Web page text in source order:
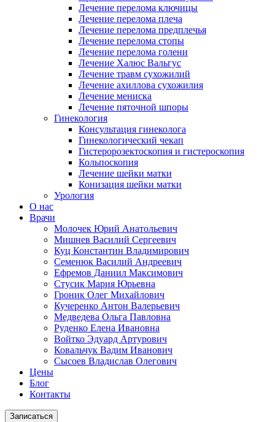
Лечение перелома ключицы
Лечение перелома плеча
Лечение перелома предплечья
Лечение перелома стопы
Лечение перелома голени
Лечение Халюс Вальгус
Лечение травм сухожилий
Лечение ахиллова сухожилия
Лечение мениска
Лечение пяточной шпоры
Гинекология
Консультация гинеколога
Гинекологический чекап
Гистеророзектоскопия и гистероскопия
Кольпоскопия
Лечение шейки матки
Конизация шейки матки
Урология
О нас
Врачи
Молочек Юрий Анатольевич
Мишнев Василий Сергеевич
Куц Константин Владимирович
Семенюк Василий Андреевич
Ефремов Даниил Максимович
Стусик Мария Юрьевна
Гроник Олег Михайлович
Кучеренко Антон Валерьевич
Медведева Ольга Павловна
Руденко Елена Ивановна
Войтко Эдуард Артурович
Ковальчук Вадим Иванович
Сысоев Владислав Олегович
Цены
Блог
Контакты
Записаться